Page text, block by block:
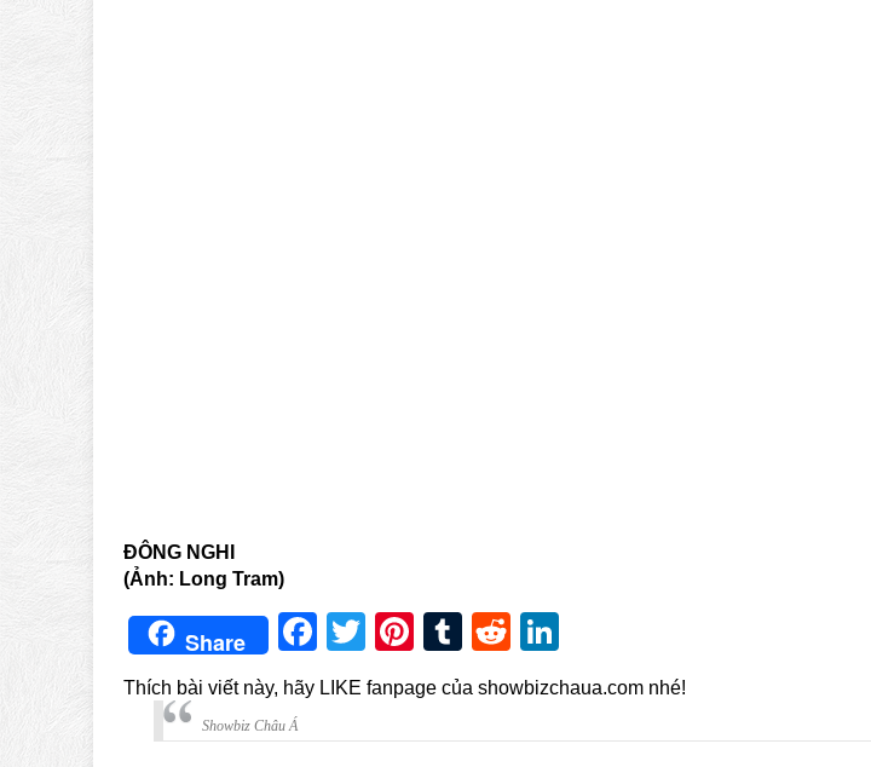
ĐÔNG NGHI
(Ảnh: Long Tram)
Share Facebook
TwitterPinterest
TumblrReddit
Thích bài viết này, hãy LIKE fanpage của showbizchaua.com nhé!
Showbiz Châu Á